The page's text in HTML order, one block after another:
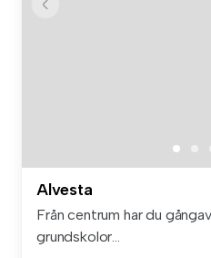
Alvesta
Från centrum har du
grundskolor...